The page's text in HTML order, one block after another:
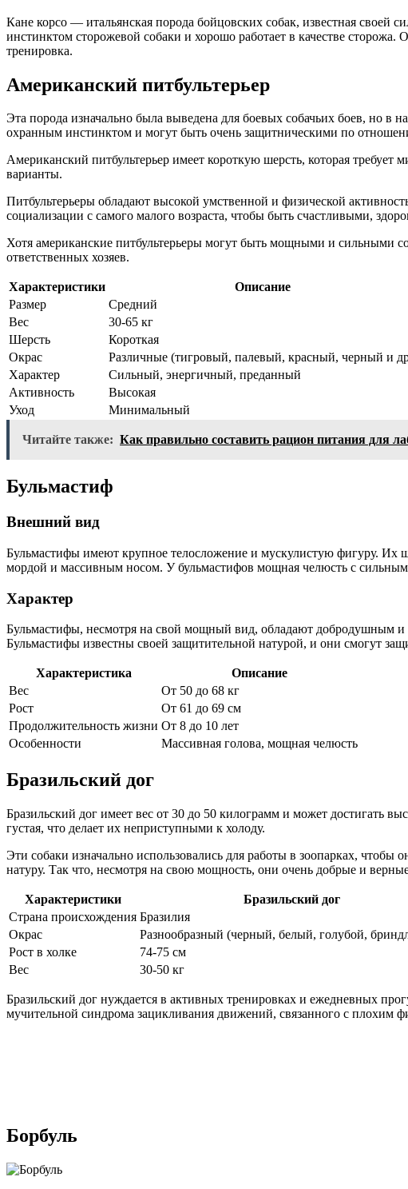
Кане корсо — итальянская порода бойцовских собак, известная
инстинктом сторожевой собаки и хорошо работает в качестве
тренировка.
Американский питбультерьер
Эта порода изначально была выведена для боевых собачьих боев, но
охранным инстинктом и могут быть очень защитническими по
Американский питбультерьер имеет короткую шерсть, которая
варианты.
Питбультерьеры обладают высокой умственной и физической
социализации с самого малого возраста, чтобы быть счастливыми,
Хотя американские питбультерьеры могут быть мощными и сильными
ответственных хозяев.
Характеристики
Описание
Размер
Средний
Вес
30-65 кг
Шерсть
Короткая
Окрас
Различные (тигровый, палевый, красный, черный и
Характер
Сильный, энергичный, преданный
Активность
Высокая
Уход
Минимальный
Читайте также: Как правильно составить рацион питания для
Бульмастиф
Внешний вид
Бульмастифы имеют крупное телосложение и мускулистую фигуру. Их
мордой и массивным носом. У бульмастифов мощная челюсть с
Характер
Бульмастифы, несмотря на свой мощный вид, обладают добродушным
Бульмастифы известны своей защитительной натурой, и они смогут
Характеристика
Описание
Вес
От 50 до 68 кг
Рост
От 61 до 69 см
Продолжительность жизни От 8 до 10 лет
Особенности
Массивная голова, мощная челюсть
Бразильский дог
Бразильский дог имеет вес от 30 до 50 килограмм и может достигать
густая, что делает их неприступными к холоду.
Эти собаки изначально использовались для работы в зоопарках,
натуру. Так что, несмотря на свою мощность, они очень добрые и
Характеристики
Бразильский дог
Страна происхождения Бразилия
Окрас
Разнообразный (черный, белый, голубой,
Рост в холке
74-75 см
Вес
30-50 кг
Бразильский дог нуждается в активных тренировках и ежедневных
мучительной синдрома зацикливания движений, связанного с
Борбуль